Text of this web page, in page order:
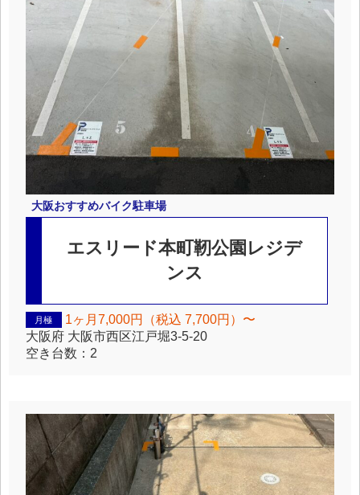
大阪おすすめバイク駐車場
エスリード本町靭公園レジデ
ンス
月極
1ヶ月7,000円（税込 7,700円）〜
大阪府 大阪市西区江戸堀3-5-20
空き台数：2